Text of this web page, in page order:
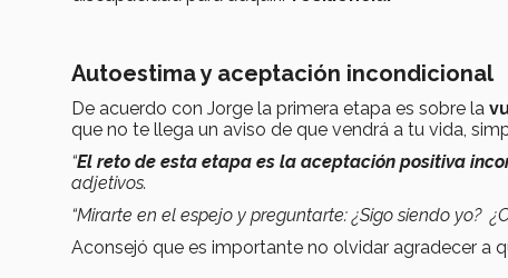
Autoestima y aceptación incondicional
De acuerdo con Jorge la primera etapa es sobre la
que no te llega un aviso de que vendrá a tu vida,
“El reto de esta etapa es la aceptación positiva
adjetivos.
“Mirarte en el espejo y preguntarte: ¿Sigo siendo yo?
Aconsejó que es importante no olvidar agradecer a